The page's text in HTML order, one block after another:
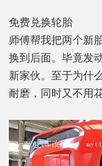
免费兑换轮胎
师傅帮我把两个新
换到后面。毕竟发
新家伙。至于为什
耐磨，同时又不用